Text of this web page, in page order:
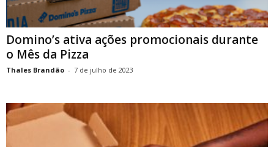
Domino’s ativa ações promocionais durante
o Mês da Pizza
Thales Brandão - 7 de julho de 2023